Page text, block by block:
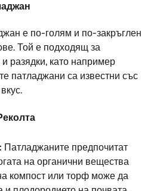
е по-голям и по-закръглен
Той е подходящ за
разядки, като например
патладжани са известни със
Патладжаните предпочитат
на органични вещества
компост или торф може да